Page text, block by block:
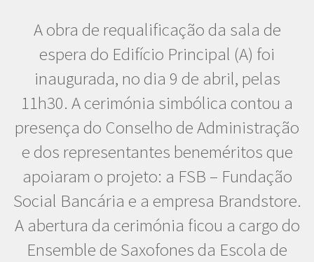
A obra de requalificação da sala de
espera do Edifício Principal (A) foi
inaugurada, no dia 9 de abril, pelas
11h30. A cerimónia simbólica contou a
presença do Conselho de Administração
e dos representantes beneméritos que
apoiaram o projeto: a FSB – Fundação
Social Bancária e a empresa Brandstore.
A abertura da cerimónia ficou a cargo do
Ensemble de Saxofones da Escola de